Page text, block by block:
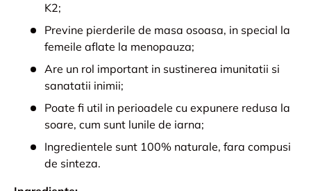
K2;
Previne pierderile de masa osoasa, in special la
femeile aflate la menopauza;
Are un rol important in sustinerea imunitatii si
sanatatii inimii;
Poate fi util in perioadele cu expunere redusa la
soare, cum sunt lunile de iarna;
Ingredientele sunt 100% naturale, fara compusi
de sinteza.